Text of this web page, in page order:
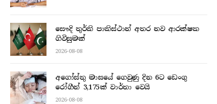
සෞදි තුර්කි පාකිස්ථාන් අතර නව ආරක්ෂක
ගිවිසුමක්
2026-08-08
අගෝස්තු මාසයේ ගෙවුණු දින 6ට ඩෙංගු
රෝගීන් 3,175ක් වාර්තා වෙයි
2026-08-08